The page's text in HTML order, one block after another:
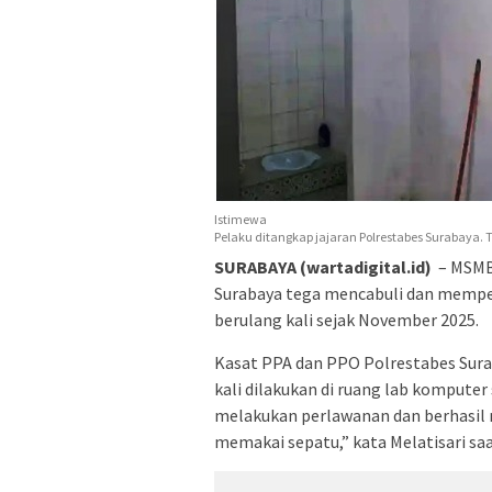
Istimewa
Pelaku ditangkap jajaran Polrestabes
SURABAYA (wartadigital.id) –
Surabaya tega mencabuli dan
berulang kali sejak November 2025.
Kasat PPA dan PPO Polrestabes
kali dilakukan di ruang lab
melakukan perlawanan dan berhasil
memakai sepatu,” kata Melatisari